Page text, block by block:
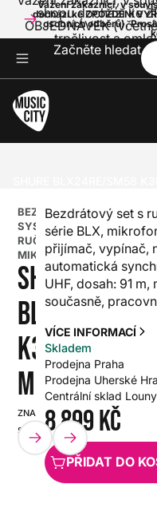
Vážení zákazníci, v
dochází ke ZPOŽDĚNÍ
osobních odběrů).
shopu dochází ke
OBJEDNÁVEK
trpělivost a
Začněte hledat
BEZDRÁTOVÉ
SYSTÉMY S
RUČNÍM
MIKROFONEM
SHURE
BLX24RE/
K3E 606 - 630
MHZ
ZNAČKA:
SHURE
SKU:
HX0000000035550
Bezdrátový set s
série BLX,
přijímač, vypínač,
automatická
UHF, dosah: 91
současně,
VÍCE INFORMACÍ
Skladem
Prodejna Praha
Prodejna Uherské
Centrální sklad Louny
8 899 Kč
PŘIDAT DO